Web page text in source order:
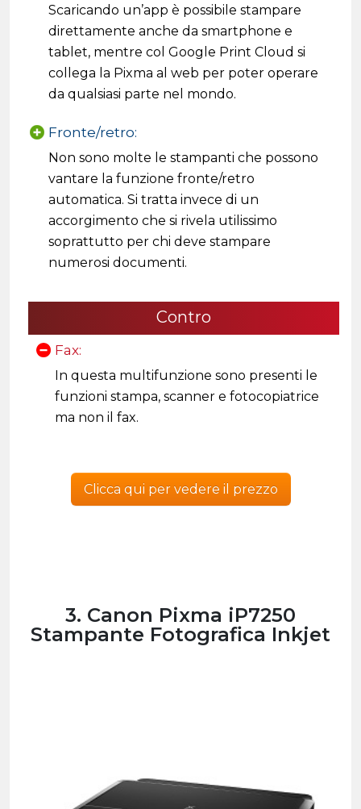
Scaricando un’app è possibile stampare
direttamente anche da smartphone e
tablet, mentre col Google Print Cloud si
collega la Pixma al web per poter operare
da qualsiasi parte nel mondo.
Fronte/retro:
Non sono molte le stampanti che possono
vantare la funzione fronte/retro
automatica. Si tratta invece di un
accorgimento che si rivela utilissimo
soprattutto per chi deve stampare
numerosi documenti.
Contro
Fax:
In questa multifunzione sono presenti le
funzioni stampa, scanner e fotocopiatrice
ma non il fax.
Clicca qui per vedere il prezzo
3. Canon Pixma iP7250
Stampante Fotografica Inkjet